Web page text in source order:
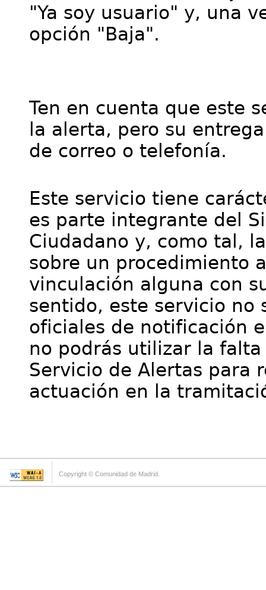
"Ya soy usuario" y, una
opción "Baja".
Ten en cuenta que este
la alerta, pero su
de correo o telefonía.
Este servicio tiene
es parte integrante del
Ciudadano y, como tal,
sobre un procedimiento
vinculación alguna con
sentido, este servicio no
oficiales de notificación
no podrás utilizar la
Servicio de Alertas para
actuación en la
Copyright © Comunidad de Madrid.